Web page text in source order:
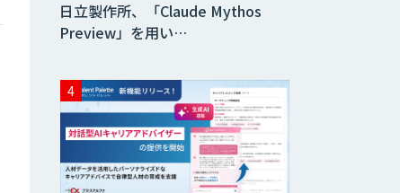
日立製作所、「Claude Mythos
Preview」を用い…